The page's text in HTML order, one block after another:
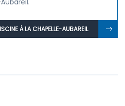
À LA CHAPELLE-AUBAREIL